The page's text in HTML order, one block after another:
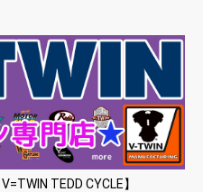
TEDD CYCLE】